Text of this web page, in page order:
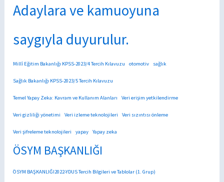
Adaylara ve kamuoyuna
saygıyla duyurulur.
Millî Eğitim Bakanlığı KPSS-2023/4 Tercih Kılavuzu otomotiv sağlık
Sağlık Bakanlığı KPSS-2023/5 Tercih Kılavuzu
Temel Yapay Zeka: Kavram ve Kullanım Alanları Veri erişim yetkilendirme
Veri gizliliği yönetimi Veri izleme teknolojileri Veri sızıntısı önleme
Veri şifreleme teknolojileri yapay Yapay zeka
ÖSYM BAŞKANLIĞI
ÖSYM BAŞKANLIĞI2022-YDUS Tercih Bilgileri ve Tablolar (1. Grup)